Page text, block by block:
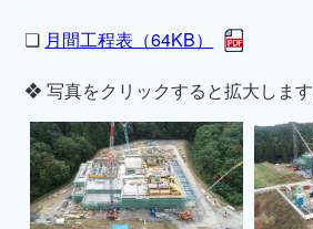
❏ 月間工程表（64KB）
❖ 写真をクリックすると拡大します